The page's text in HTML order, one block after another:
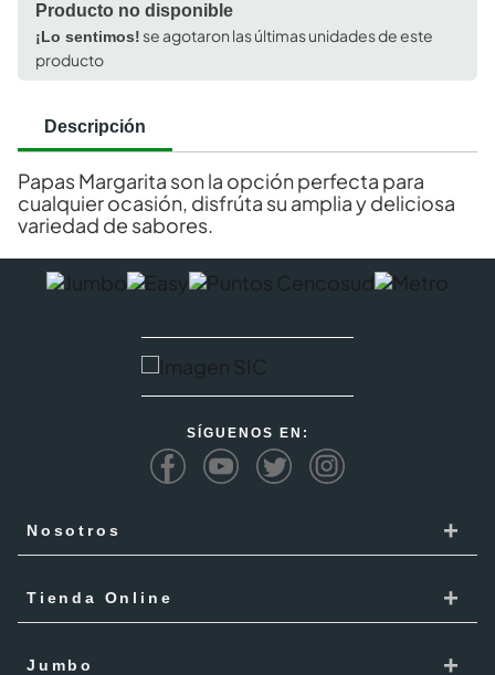
Producto no disponible
¡Lo sentimos!se agotaron las últimas unidades de este
producto
Descripción
Papas Margarita son la opción perfecta para
cualquier ocasión, disfrúta su amplia y deliciosa
variedad de sabores.
SÍGUENOS EN:
Nosotros +
Responsabilidad Social
Trabaja con Nosotros
Tienda Online +
Jumbo +